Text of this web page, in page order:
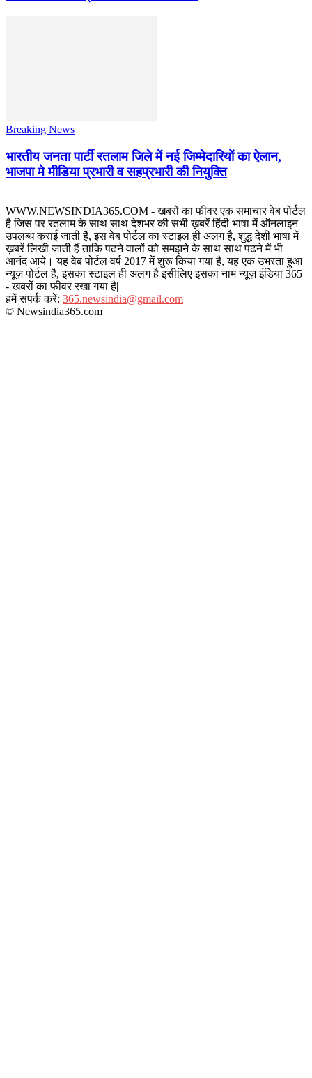
Breaking News
भारतीय जनता पार्टी रतलाम जिले में नई जिम्मेदारियों का ऐलान,
भाजपा मे मीडिया प्रभारी व सहप्रभारी की नियुक्ति
WWW.NEWSINDIA365.COM - खबरों का फीवर एक समाचार वेब पोर्टल
है जिस पर रतलाम के साथ साथ देशभर की सभी ख़बरें हिंदी भाषा में ऑनलाइन
उपलब्ध कराई जाती हैं, इस वेब पोर्टल का स्टाइल ही अलग है, शुद्ध देशी भाषा में
ख़बरें लिखी जाती हैं ताकि पढने वालों को समझने के साथ साथ पढने में भी
आनंद आये। यह वेब पोर्टल वर्ष 2017 में शुरू किया गया है, यह एक उभरता हुआ
न्यूज़ पोर्टल है, इसका स्टाइल ही अलग है इसीलिए इसका नाम न्यूज़ इंडिया 365
- खबरों का फीवर रखा गया है|
हमें संपर्क करें: 365.newsindia@gmail.com
© Newsindia365.com